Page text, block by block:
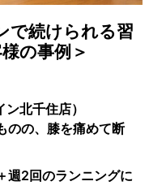
で続けられる習
の事例＞
北千住店）
のの、膝を痛めて断
週2回のランニングに